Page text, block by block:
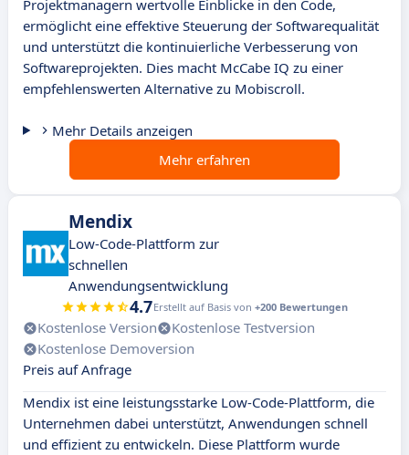
Projektmanagern wertvolle Einblicke in den Code,
ermöglicht eine effektive Steuerung der Softwarequalität
und unterstützt die kontinuierliche Verbesserung von
Softwareprojekten. Dies macht McCabe IQ zu einer
empfehlenswerten Alternative zu Mobiscroll.
Mehr Details anzeigen
Mehr erfahren
Mendix
Low-Code-Plattform zur
schnellen
Anwendungsentwicklung
4.7Erstellt auf Basis von +200 Bewertungen
Kostenlose Version
Kostenlose Testversion
Kostenlose Demoversion
Preis auf Anfrage
Mendix ist eine leistungsstarke Low-Code-Plattform, die
Unternehmen dabei unterstützt, Anwendungen schnell
und effizient zu entwickeln. Diese Plattform wurde